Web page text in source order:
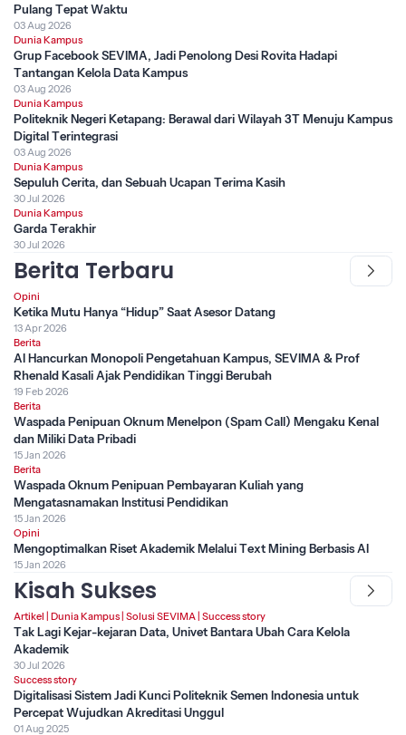
Pulang Tepat Waktu
03 Aug 2026
Dunia Kampus
Grup Facebook SEVIMA, Jadi Penolong Desi Rovita Hadapi
Tantangan Kelola Data Kampus
03 Aug 2026
Dunia Kampus
Politeknik Negeri Ketapang: Berawal dari Wilayah 3T Menuju Kampus
Digital Terintegrasi
03 Aug 2026
Dunia Kampus
Sepuluh Cerita, dan Sebuah Ucapan Terima Kasih
30 Jul 2026
Dunia Kampus
Garda Terakhir
30 Jul 2026
Berita Terbaru
Opini
Ketika Mutu Hanya “Hidup” Saat Asesor Datang
13 Apr 2026
Berita
AI Hancurkan Monopoli Pengetahuan Kampus, SEVIMA & Prof
Rhenald Kasali Ajak Pendidikan Tinggi Berubah
19 Feb 2026
Berita
Waspada Penipuan Oknum Menelpon (Spam Call) Mengaku Kenal
dan Miliki Data Pribadi
15 Jan 2026
Berita
Waspada Oknum Penipuan Pembayaran Kuliah yang
Mengatasnamakan Institusi Pendidikan
15 Jan 2026
Opini
Mengoptimalkan Riset Akademik Melalui Text Mining Berbasis AI
15 Jan 2026
Kisah Sukses
Artikel | Dunia Kampus | Solusi SEVIMA | Success story
Tak Lagi Kejar-kejaran Data, Univet Bantara Ubah Cara Kelola
Akademik
30 Jul 2026
Success story
Digitalisasi Sistem Jadi Kunci Politeknik Semen Indonesia untuk
Percepat Wujudkan Akreditasi Unggul
01 Aug 2025